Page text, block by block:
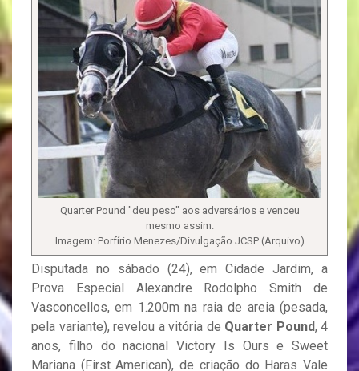
Quarter Pound "deu peso" aos adversários e venceu
mesmo assim.
Imagem: Porfírio Menezes/Divulgação JCSP (Arquivo)
Disputada no sábado (24), em Cidade Jardim, a
Prova Especial Alexandre Rodolpho Smith de
Vasconcellos, em 1.200m na raia de areia (pesada,
pela variante), revelou a vitória de Quarter Pound, 4
anos, filho do nacional Victory Is Ours e Sweet
Mariana (First American), de criação do Haras Vale